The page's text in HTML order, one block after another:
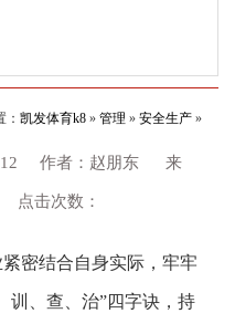
： 凯发体育k8 » 管理 » 安全生产 »
作者：赵朋东 来
点击次数：
密结合自身实际，牢牢
训、查、治”四字诀，持